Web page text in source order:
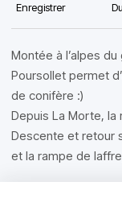
Enregistrer
Montée à l’alpes
Poursollet permet
de conifère :)
Depuis La Morte, la
Descente et retour
et la rampe de